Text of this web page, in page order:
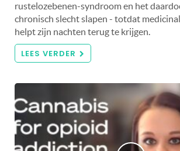
rustelozebenen-syndroom en het
chronisch slecht slapen - totdat
helpt zijn nachten terug te krijgen.
LEES VERDER